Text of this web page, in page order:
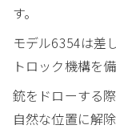
す。
モデル6354は差
トロック機構を
銃をドローする
自然な位置に解